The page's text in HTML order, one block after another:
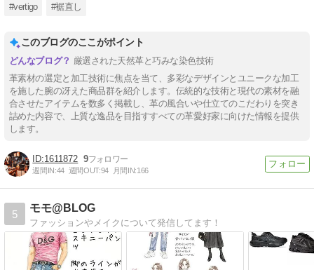
#vertigo #裾直し
このブログのここがポイント
厳選された天然革と巧みな染色技術
革素材の選定と加工技術に焦点を当て、多彩なデザインとユニークな加工
を施した腕の冴えた商品群を紹介します。伝統的な技術と現代の素材を融
合させたアイテムを数多く掲載し、革の風合いや仕立てのこだわりを突き
詰めた内容で、上質な逸品を目指すすべての革愛好家に向けた情報を提供
します。
1611872 9
週間IN:44 週間OUT:94 月間IN:166
5
モモ@BLOG
ファッションやメイクについて発信してます！